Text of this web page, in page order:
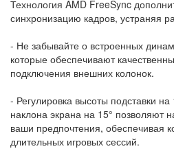
Технология AMD FreeSync
синхронизацию кадров, устраняя
- Не забывайте о встроенных
которые обеспечивают
подключения внешних колонок.
- Регулировка высоты подставки
наклона экрана на 15° позволяют
ваши предпочтения, обеспечивая
длительных игровых сессий.